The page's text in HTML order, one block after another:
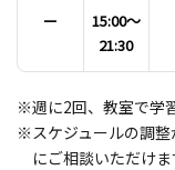
ー
15:00〜
21:30
※週に2回、教室で学
※スケジュールの調整
にご相談いただけま